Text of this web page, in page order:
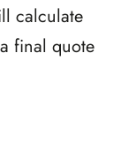
calculate
final quote